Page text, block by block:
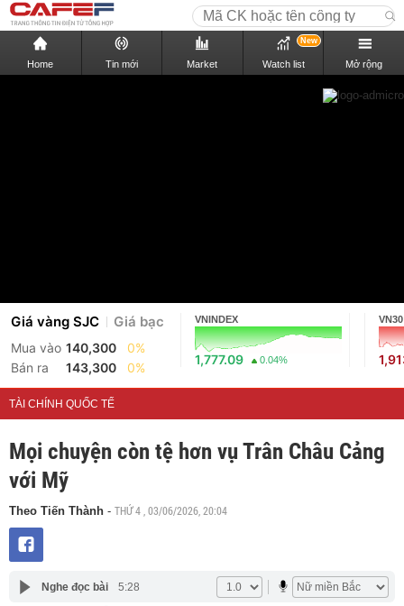
Home Tin mới Market Watch list
New
Mở rộng
Giá vàng SJC Giá bạc
Mua vào 140,300
0%
Bán ra
143,300 0%
VNINDEX
1,777.09 0.04%
VN30
TÀI CHÍNH QUỐC TẾ
Mọi chuyện còn tệ hơn vụ Trân Châu Cảng
với Mỹ
Theo Tiến Thành - THỨ 4 , 03/06/2026, 20:04
Nghe đọc bài 5:28